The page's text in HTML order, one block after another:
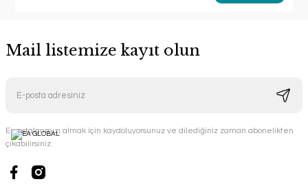
Mail listemize kayıt olun
E-postalarımızı almak için kaydoluyorsunuz ve dilediğiniz zaman abonelikten
çıkabilirsiniz.